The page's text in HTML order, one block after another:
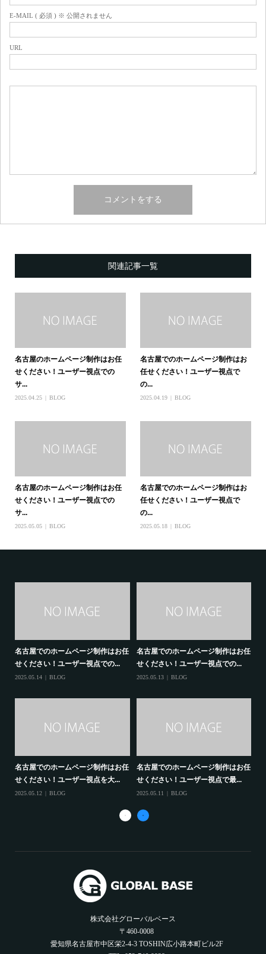
E-MAIL ( 必須 ) ※ 公開されません
URL
関連記事一覧
名古屋のホームページ制作はお任
せください！ユーザー視点での
サ...
2025.04.25 BLOG
名古屋でのホームページ制作はお
任せください！ユーザー視点で
の...
2025.04.19 BLOG
名古屋のホームページ制作はお任
せください！ユーザー視点での
サ...
2025.05.05 BLOG
名古屋でのホームページ制作はお
任せください！ユーザー視点で
の...
2025.05.18 BLOG
名古屋でのホームページ制作はお任
せください！ユーザー視点での...
2025.05.14 BLOG
名古屋でのホームページ制作はお任
せください！ユーザー視点での...
2025.05.13 BLOG
名古屋でのホームページ制作はお任
せください！ユーザー視点を大...
2025.05.12 BLOG
名古屋でのホームページ制作はお任
せください！ユーザー視点で最...
2025.05.11 BLOG
株式会社グローバルベース
〒460-0008
愛知県名古屋市中区栄2-4-3 TOSHIN広小路本町ビル2F